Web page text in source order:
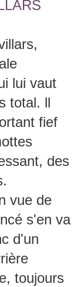
lui vaut
total. ll
fief
des
vue de
s'en va
d'un
toujours